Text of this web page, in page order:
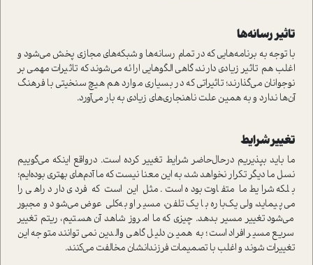
تاثير رسانه‌ها
با توجه به برنامه‌هايي كه در تمام رسانه‌ها و شبكه‌هاي مجازي پخش می‌شود و
اغلب هم تاثير زيادي دارند، گاهي الگو‌هايي ارائه می‌شوند كه تاثيرات مهمی‌ بر
نوجوانان می‌گذارند‌؛ تاثيراتي كه در بسياري موارد‌ هم هيچ سنخيتي با فرهنگ
آن‌ها ندارد و به همين علت ناهنجاري‌هاي زيادي به بار می‌آورد.
تغيير شرايط
ما بايد بپذيريم درحال‌حاضر شرايط تغيير كرده است‌. درواقع اينكه‌ می‌گوییم
نسل ما ديگر تكرار نخواهد شد، به اين معنا نيست كه ما آدم‌هاي بهتري بوده‌ايم‌؛
بلكه شرايط ما متفاوت بوده است.‌ مثل اين است كه فردي دارد راهي‌ را
می‌پيمايد، ولي يك‌باره با يك تلفن، مسير او به‌كلي عوض می‌شود و مجبور
می‌شود‌ تغيير مسير بدهد.‌ چيزي كه ما امروز شاهد آن هستيم، ریتم تغيير
سريع مسير افراد است؛ به همین دلیل گاهی والدين نمی‌توانند متوجه اين
تغييرات شوند و اغلب با تصميمات فرزندانشان مخالفت می‌کنند‌.